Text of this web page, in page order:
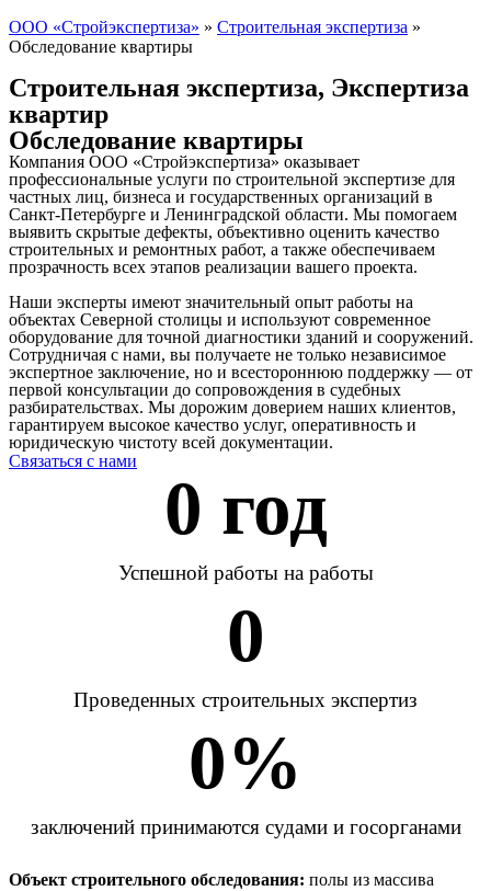
ООО «Стройэкспертиза» » Строительная экспертиза »
Обследование квартиры
Строительная экспертиза, Экспертиза
квартир
Обследование квартиры
Компания ООО «Стройэкспертиза» оказывает
профессиональные услуги по строительной экспертизе для
частных лиц, бизнеса и государственных организаций в
Санкт-Петербурге и Ленинградской области. Мы помогаем
выявить скрытые дефекты, объективно оценить качество
строительных и ремонтных работ, а также обеспечиваем
прозрачность всех этапов реализации вашего проекта.
Наши эксперты имеют значительный опыт работы на
объектах Северной столицы и используют современное
оборудование для точной диагностики зданий и сооружений.
Сотрудничая с нами, вы получаете не только независимое
экспертное заключение, но и всестороннюю поддержку — от
первой консультации до сопровождения в судебных
разбирательствах. Мы дорожим доверием наших клиентов,
гарантируем высокое качество услуг, оперативность и
юридическую чистоту всей документации.
Связаться с нами
0 год
Успешной работы на работы
0
Проведенных строительных экспертиз
0%
заключений принимаются судами и госорганами
Объект строительного обследования: полы из массива